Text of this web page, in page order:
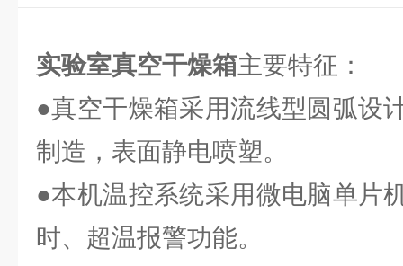
实验室真空干燥箱主要特征：
●真空干燥箱采用流线型圆弧设
制造，表面静电喷塑。
●本机温控系统采用微电脑单片
时、超温报警功能。